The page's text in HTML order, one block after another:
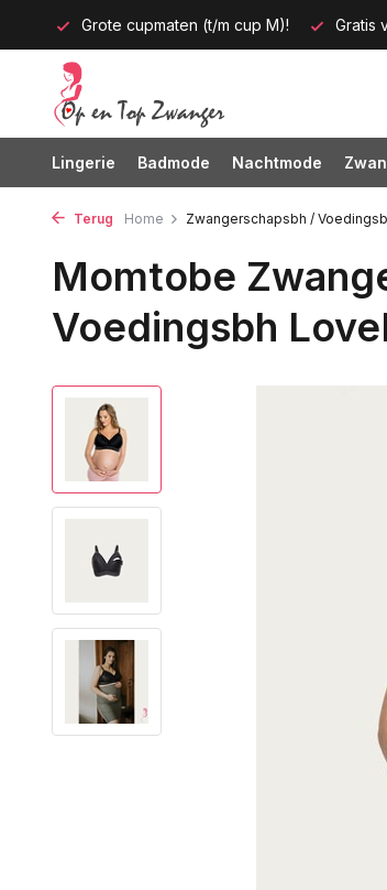
Gratis verzending vanaf 35 euro 60
Lingerie Badmode Nachtmode
Terug Home Zwangerschapsbh /
Momtobe
Voedingsbh